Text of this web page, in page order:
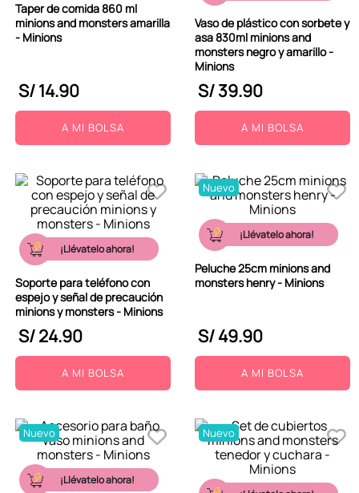
Taper de comida 860 ml
minions and monsters amarilla
- Minions
S/14.90
A MI BOLSA
Vaso de plástico con sorbete y
asa 830ml minions and
monsters negro y amarillo -
Minions
S/39.90
A MI BOLSA
¡Llévatelo ahora!
Soporte para teléfono con
espejo y señal de precaución
minions y monsters - Minions
S/24.90
A MI BOLSA
Nuevo
¡Llévatelo ahora!
Peluche 25cm minions and
monsters henry - Minions
S/49.90
A MI BOLSA
Nuevo
¡Llévatelo ahora!
Nuevo